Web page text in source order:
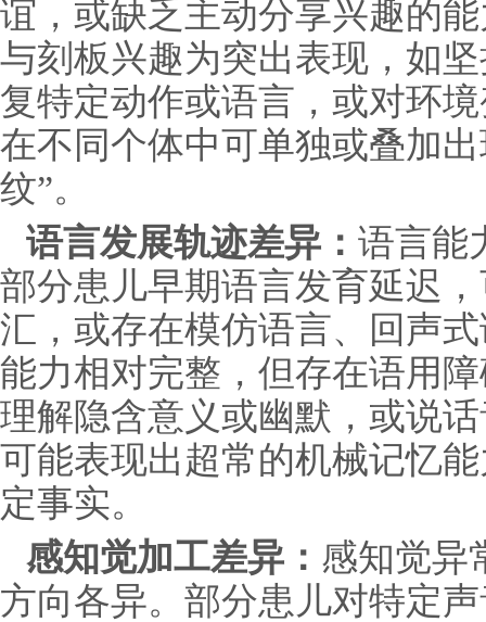
谊，或缺乏主动分享兴趣的
与刻板兴趣为突出表现，如
复特定动作或语言，或对环
在不同个体中可单独或叠加
纹”。
语言发展轨迹差异： 语言能
部分患儿早期语言发育延迟
汇，或存在模仿语言、回声
能力相对完整，但存在语用
理解隐含意义或幽默，或说
可能表现出超常的机械记忆
定事实。
感知觉加工差异： 感知觉异
方向各异。部分患儿对特定